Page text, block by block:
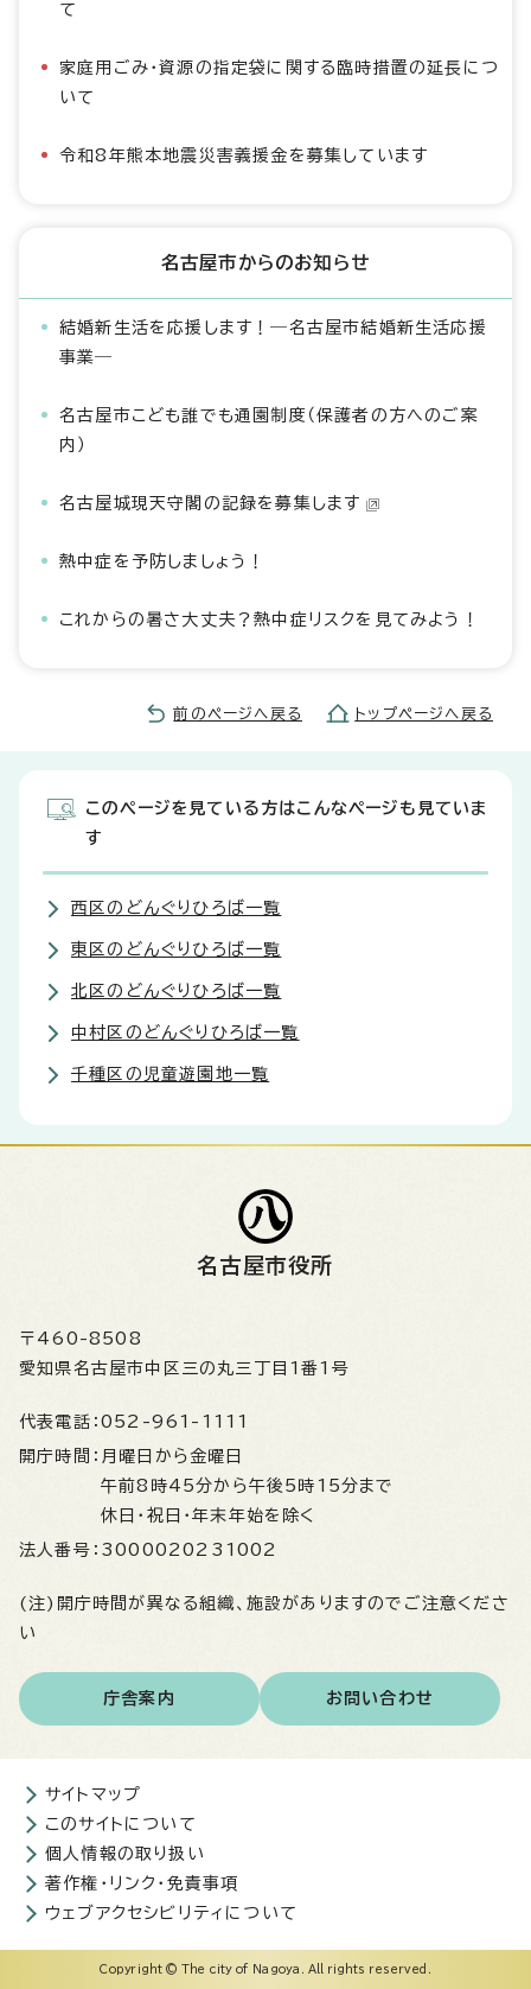
て
家庭用ごみ・資源の指定袋に関する臨時措置の延長につ
いて
令和8年熊本地震災害義援金を募集しています
名古屋市からのお知らせ
結婚新生活を応援します！―名古屋市結婚新生活応援
事業―
名古屋市こども誰でも通園制度（保護者の方へのご案
内）
名古屋城現天守閣の記録を募集します
熱中症を予防しましょう！
これからの暑さ大丈夫？熱中症リスクを見てみよう！
前のページへ戻る トップページへ戻る
このページを見ている方はこんなページも見ていま
す
西区のどんぐりひろば一覧
東区のどんぐりひろば一覧
北区のどんぐりひろば一覧
中村区のどんぐりひろば一覧
千種区の児童遊園地一覧
名古屋市役所
〒460-8508
愛知県名古屋市中区三の丸三丁目1番1号
代表電話： 052-961-1111
開庁時間： 月曜日から金曜日
午前8時45分から午後5時15分まで
休日・祝日・年末年始を除く
法人番号： 3000020231002
(注)開庁時間が異なる組織、施設がありますのでご注意くださ
い
庁舎案内 お問い合わせ
サイトマップ
このサイトについて
個人情報の取り扱い
著作権・リンク・免責事項
ウェブアクセシビリティについて
Copyright © The city of Nagoya. All rights reserved.